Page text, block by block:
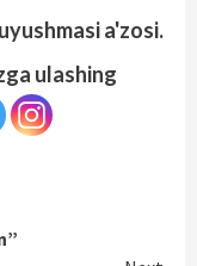
a'zosi.
ulashing